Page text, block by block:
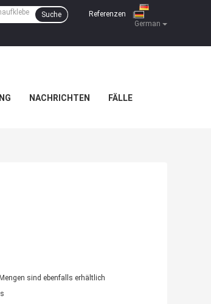
German
Referenzen
Suche
NACHRICHTEN FÄLLE
sind ebenfalls erhältlich